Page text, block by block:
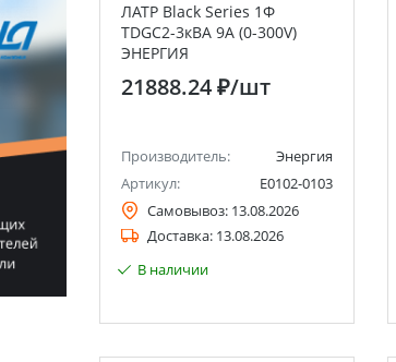
ЛАТР Black Series 1Ф
TDGC2-3кВА 9А (0-300V)
ЭНЕРГИЯ
21888.24 ₽/шт
Производитель:
Энергия
Артикул:
Е0102-0103
Самовывоз: 13.08.2026
Доставка: 13.08.2026
В наличии